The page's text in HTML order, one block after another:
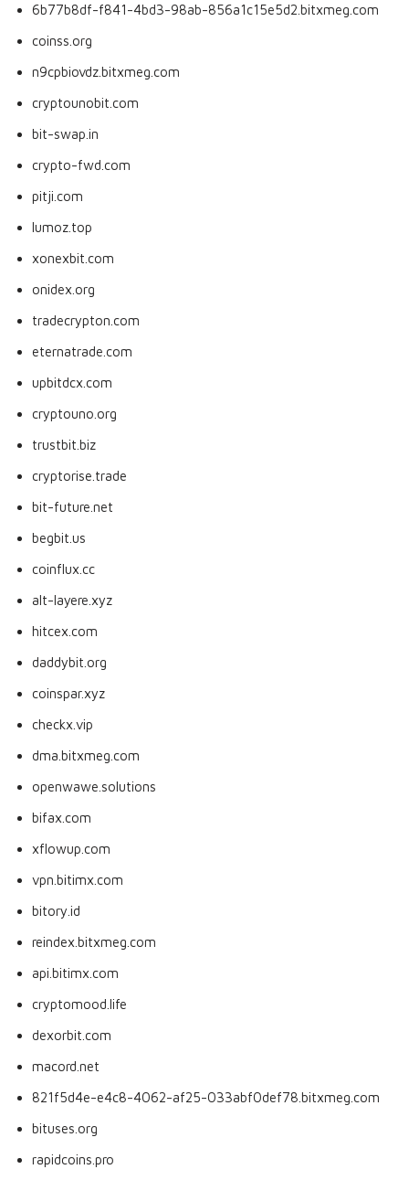
6b77b8df-f841-4bd3-98ab-856a1c15e5d2.bitxmeg.com
coinss.org
n9cpbiovdz.bitxmeg.com
cryptounobit.com
bit-swap.in
crypto-fwd.com
pitji.com
lumoz.top
xonexbit.com
onidex.org
tradecrypton.com
eternatrade.com
upbitdcx.com
cryptouno.org
trustbit.biz
cryptorise.trade
bit-future.net
begbit.us
coinflux.cc
alt-layere.xyz
hitcex.com
daddybit.org
coinspar.xyz
checkx.vip
dma.bitxmeg.com
openwawe.solutions
bifax.com
xflowup.com
vpn.bitimx.com
bitory.id
reindex.bitxmeg.com
api.bitimx.com
cryptomood.life
dexorbit.com
macord.net
821f5d4e-e4c8-4062-af25-033abf0def78.bitxmeg.com
bituses.org
rapidcoins.pro